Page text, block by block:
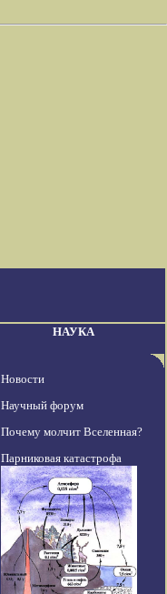
НАУКА
Новости
Научный форум
Почему молчит Вселенная?
Парниковая катастрофа